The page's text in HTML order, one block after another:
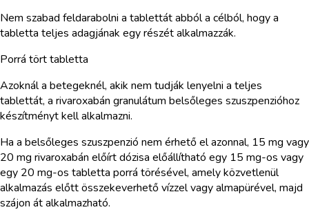
Nem szabad feldarabolni a tablettát abból a célból, hogy a
tabletta teljes adagjának egy részét alkalmazzák.
Porrá tört tabletta
Azoknál a betegeknél, akik nem tudják lenyelni a teljes
tablettát, a rivaroxabán granulátum belsőleges szuszpenzióhoz
készítményt kell alkalmazni.
Ha a belsőleges szuszpenzió nem érhető el azonnal, 15 mg vagy
20 mg rivaroxabán előírt dózisa előállítható egy 15 mg-os vagy
egy 20 mg-os tabletta porrá törésével, amely közvetlenül
alkalmazás előtt összekeverhető vízzel vagy almapürével, majd
szájon át alkalmazható.